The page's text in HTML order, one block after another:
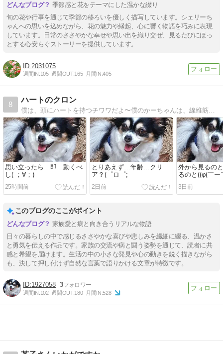
季節感と花をテーマにした温かな綴り
旬の花や行事を通じて季節の移ろいを優しく描写しています。シェリーち
ゃんへの思いを込めながら、花の魅力や縁起、心に響く物語を巧みに表現
しています。日常のささやかな幸せや思い出を織り交ぜ、見るたびにほっ
とする心安らぐストーリーを提供しています。
2031075
週間IN:105 週間OUT:165 月間IN:405
8
ハートのクロン
僕は、頭にハートを持つチワワだよ〜僕のかーちゃんは、線維筋痛症って難病で、でも、家族を幸せにする為の救世主の日常
思い立ったら…即…動くべ
し( ；∀；)
25時間前
とりあえず…年齢…クリ
ア？(゜ロ゜;
2日前
外から見るの
るのと((φ(￣ー
3日前
このブログのここがポイント
家族愛と病と向き合うリアルな物語
日々の暮らしの中で感じるささやかな喜びや悲しみを繊細に綴る、温かさ
と勇気を伝える作品です。家族の交流や病と闘う姿勢を通じて、読者に共
感と希望を届けます。生活の中の小さな発見や心の動きを鋭く描きながら
も、決して押し付けず自然な言葉で語りかける文章が特徴です。
1927058 3
週間IN:102 週間OUT:180 月間IN:528